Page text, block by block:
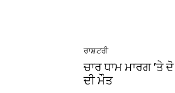
ਰਾਸ਼ਟਰੀ
ਚਾਰ ਧਾਮ ਮਾਰਗ ’ਤੇ
ਦੀ ਮੌਤ